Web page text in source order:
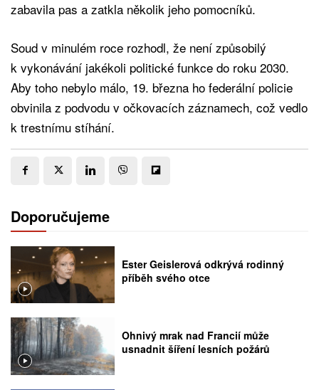
zabavila pas a zatkla několik jeho pomocníků.
Soud v minulém roce rozhodl, že není způsobilý
k vykonávání jakékoli politické funkce do roku 2030.
Aby toho nebylo málo, 19. března ho federální policie
obvinila z podvodu v očkovacích záznamech, což vedlo
k trestnímu stíhání.
Doporučujeme
Ester Geislerová odkrývá rodinný
příběh svého otce
Ohnivý mrak nad Francií může
usnadnit šíření lesních požárů